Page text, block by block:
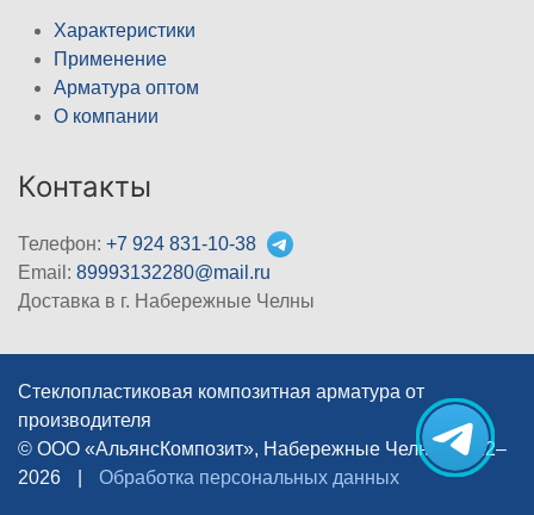
Характеристики
Применение
Арматура оптом
О компании
Контакты
Телефон: +7 924 831-10-38
Email: 89993132280@mail.ru
Доставка в г. Набережные Челны
Стеклопластиковая композитная арматура от
производителя
© ООО «АльянсКомпозит», Набережные Челны, 2012–
2026
Обработка персональных данных